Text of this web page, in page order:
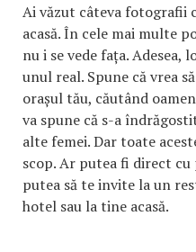
Ai văzut câteva fotografii
acasă. În cele mai multe
nu i se vede fața.
unul real. Spune că vrea
orașul tău, căutând
va spune că s-a
alte femei. Dar toate
scop. Ar putea fi direct
putea să te invite la un
hotel sau la tine acasă.